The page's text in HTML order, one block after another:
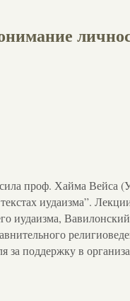
проф. Хайма Вейса
иудаизма”.
иудаизма,
за поддержку в